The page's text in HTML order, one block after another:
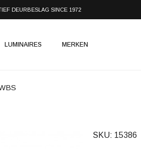
DEURBESLAG SINCE 1972
LUMINAIRES MERKEN
SKU 15386